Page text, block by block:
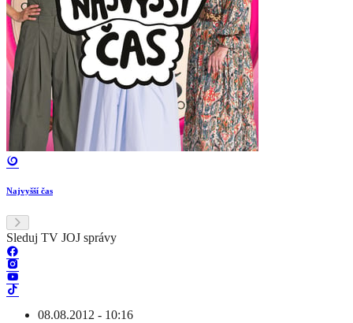
Najvyšší čas
Sleduj TV JOJ správy
08.08.2012 - 10:16